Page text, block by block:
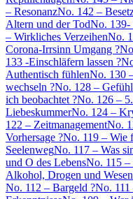
– ResonanzNo. 142 –
Altern und der TodNo. 139-
– Wirkliches VerzeihenNo.
Corona-Irrsinn Umgang ?
133 -Einschläfern lassen ?
Authentisch fühlenNo. 130
wechseln ?No. 128 –
ich beobachtet ?No. 126 –
LiebeskummerNo. 124 –
122 – ZeitmanagementNo.
Vorhersage ?No. 119 – Wie
SeelenwegNo. 117 – Was
und O des LebensNo. 115 –
Alkohol, Drogen und
No. 112 – Bargeld ?No.